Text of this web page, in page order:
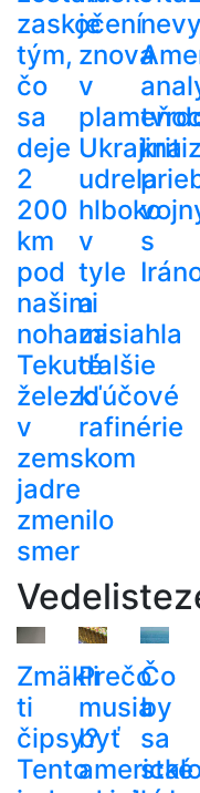
zaskočení
tým,
čo
sa
deje
2
200
km
pod
našimi
nohami.
Tekuté
železo
v
zemskom
jadre
zmenilo
smer
je
znova
v
Ukrajina
udrela
hlboko
v
tyle
a
zasiahla
ďalšie
kľúčové
rafinérie
s
Zmäkli
ti
čipsy?
Tento
Prečo
musia
byť
americké
Čo
by
sa